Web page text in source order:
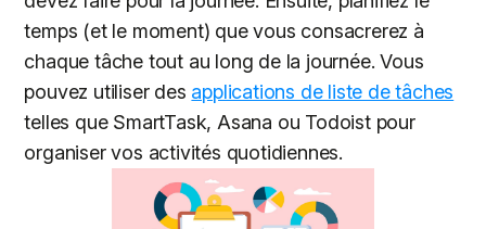
temps (et le moment) que vous consacrerez à
chaque tâche tout au long de la journée. Vous
pouvez utiliser des applications de liste de tâches
telles que SmartTask, Asana ou Todoist pour
organiser vos activités quotidiennes.